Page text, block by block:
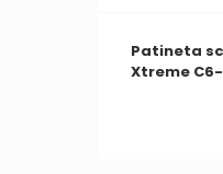
Patineta
Xtreme C6-